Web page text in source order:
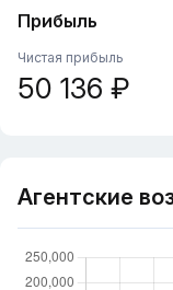
Прибыль
Чистая прибыль
50 136 ₽
Агентские